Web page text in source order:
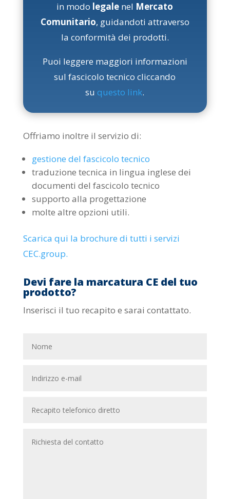
in modo legale nel Mercato
Comunitario, guidandoti attraverso
la conformità dei prodotti.
Puoi leggere maggiori informazioni
sul fascicolo tecnico cliccando
suquesto link.
Offriamo inoltre il servizio di:
gestione del fascicolo tecnico
traduzione tecnica in lingua inglese dei
documenti del fascicolo tecnico
supporto alla progettazione
molte altre opzioni utili.
Scarica qui la brochure di tutti i servizi
CEC.group.
Devi fare la marcatura CE del tuo
prodotto?
Inserisci il tuo recapito e sarai contattato.